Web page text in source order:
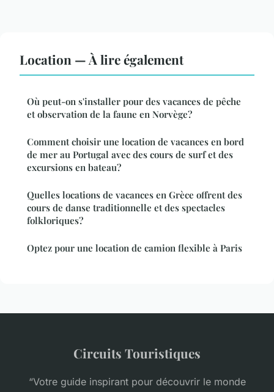
Location — À lire également
Où peut-on s'installer pour des vacances de pêche
et observation de la faune en Norvège?
Comment choisir une location de vacances en bord
de mer au Portugal avec des cours de surf et des
excursions en bateau?
Quelles locations de vacances en Grèce offrent des
cours de danse traditionnelle et des spectacles
folkloriques?
Optez pour une location de camion flexible à Paris
Circuits Touristiques
“Votre guide inspirant pour découvrir le monde